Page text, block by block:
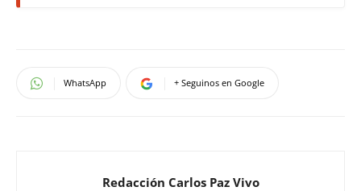
WhatsApp + Seguinos en Google
Redacción Carlos Paz Vivo